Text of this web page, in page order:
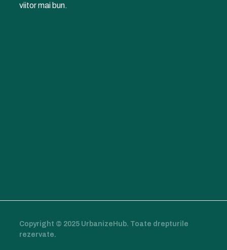
viitor mai bun.
Copyright © 2025 UrbanizeHub. Toate drepturile
rezervate.